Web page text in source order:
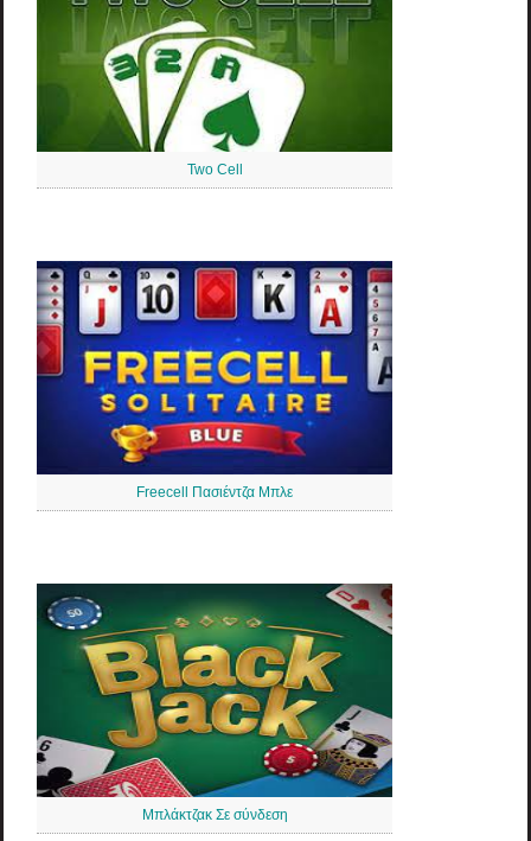
Two Cell
Freecell Πασιέντζα Μπλε
Μπλάκτζακ Σε σύνδεση